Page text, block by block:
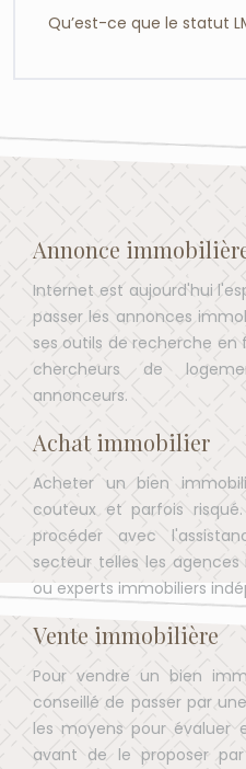
Qu’est-ce que le statut
Annonce
Internet est aujourd'hui
passer les annonces
ses outils de recherche en
chercheurs de
annonceurs.
Achat immobilier
Acheter un bien
couteux et parfois
procéder avec
secteur telles les
ou experts immobiliers
Vente immobilière
Pour vendre un bien
conseillé de passer par
les moyens pour évaluer
avant de le proposer